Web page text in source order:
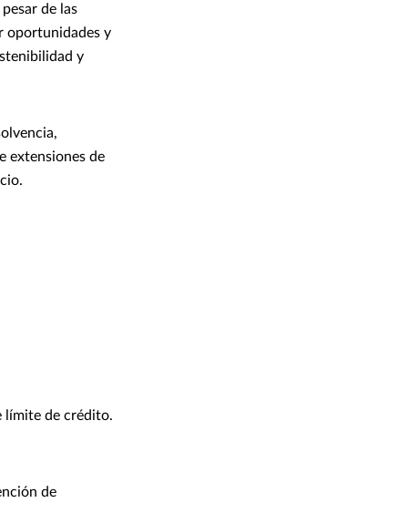
de las
oportunidades y
y
extensiones de
límite de crédito.
de